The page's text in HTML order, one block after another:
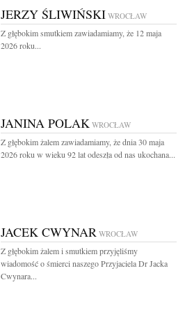
JERZY ŚLIWIŃSKI WROCŁAW
Z głębokim smutkiem zawiadamiamy, że 12 maja
2026 roku...
JANINA POLAK WROCŁAW
Z głębokim żalem zawiadamiamy, że dnia 30 maja
2026 roku w wieku 92 lat odeszła od nas ukochana...
JACEK CWYNAR WROCŁAW
Z głębokim żalem i smutkiem przyjęliśmy
wiadomość o śmierci naszego Przyjaciela Dr Jacka
Cwynara...